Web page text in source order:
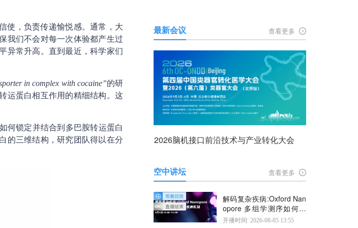
使，负责传递愉悦感。通常，大
我们不会对每一次体验都产生过
异常升高。直到最近，科学家们
in complex with cocaine”的研
运蛋白相互作用的精细结构。这
何锁定并结合到多巴胺转运蛋白
的三维结构，研究团队得以在分
最新会议 查看更多
2026脑机接口前沿技术与产业转化大会
空中讲坛 查看更多
解码复杂疾病:Oxford Nan
opore 多组学测序如何揭
示疾病机制
开播时间: 2026-08-05 13:55